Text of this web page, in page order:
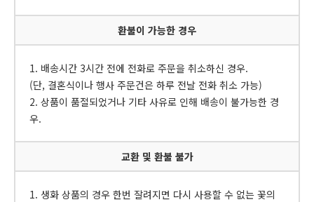
환불이 가능한 경우
1. 배송시간 3시간 전에 전화로 주문을 취소하신 경우.
(단, 결혼식이나 행사 주문건은 하루 전날 전화 취소 가능)
2. 상품이 품절되었거나 기타 사유로 인해 배송이 불가능한 경
우.
교환 및 환불 불가
1. 생화 상품의 경우 한번 잘려지면 다시 사용할 수 없는 꽃의